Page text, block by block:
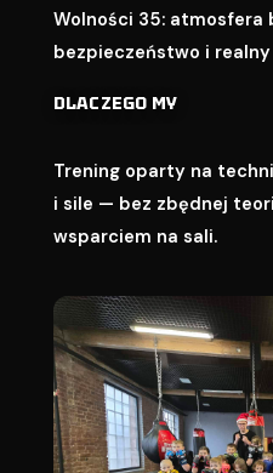
Wolności 35: atmosfera
bezpieczeństwo i
DLACZEGO MY
Trening oparty na
i sile — bez zbędnej
wsparciem na sali.